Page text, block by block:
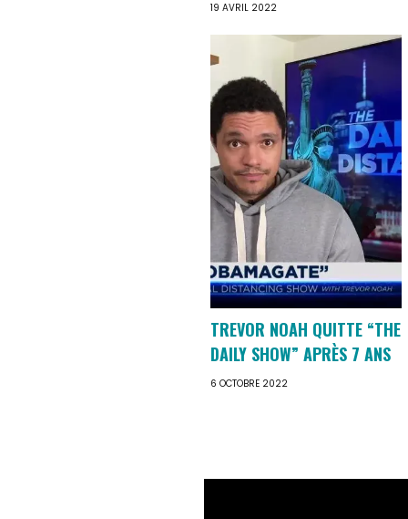
19 AVRIL 2022
TREVOR NOAH QUITTE “THE
DAILY SHOW” APRÈS 7 ANS
6 OCTOBRE 2022